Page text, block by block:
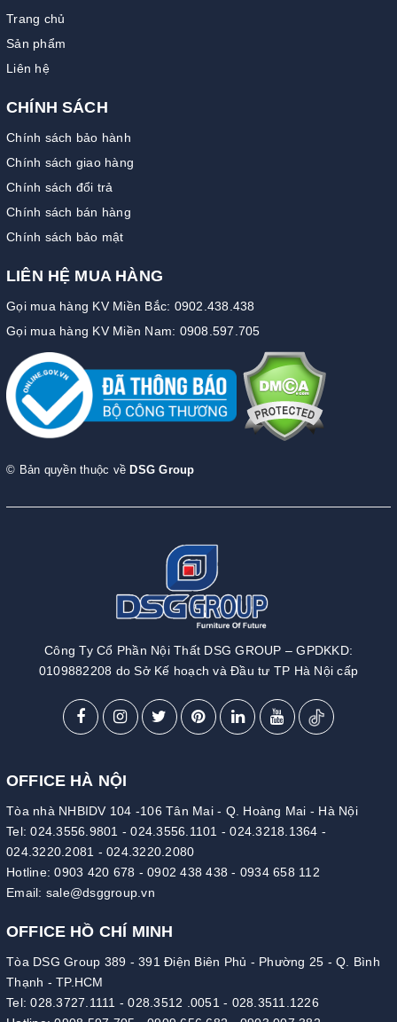
Trang chủ
Sản phẩm
Liên hệ
CHÍNH SÁCH
Chính sách bảo hành
Chính sách giao hàng
Chính sách đổi trả
Chính sách bán hàng
Chính sách bảo mật
LIÊN HỆ MUA HÀNG
Gọi mua hàng KV Miền Bắc: 0902.438.438
Gọi mua hàng KV Miền Nam: 0908.597.705
© Bản quyền thuộc về DSG Group
Công Ty Cổ Phần Nội Thất DSG GROUP – GPDKKD:
0109882208 do Sở Kế hoạch và Đầu tư TP Hà Nội cấp
OFFICE HÀ NỘI
Tòa nhà NHBIDV 104 -106 Tân Mai - Q. Hoàng Mai - Hà Nội
Tel:024.3556.9801 -024.3556.1101 -024.3218.1364 -
024.3220.2081 - 024.3220.2080
Hotline:0903 420 678 - 0902 438 438 - 0934 658 112
Email: sale@dsggroup.vn
OFFICE HỒ CHÍ MINH
Tòa DSG Group 389 - 391 Điện Biên Phủ - Phường 25 - Q. Bình
Thạnh - TP.HCM
Tel:028.3727.1111 -028.3512 .0051 - 028.3511.1226